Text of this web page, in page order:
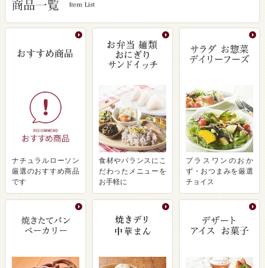
ナチュラルローソン
厳選のおすすめ商品
です
食材やバランスにこ
だわったメニューを
お手軽に
プラスワンのおか
ず・おつまみを厳選
チョイス